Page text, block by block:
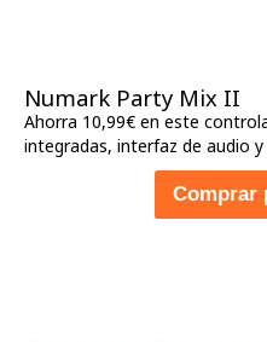
Numark Party Mix II
Ahorra 10,99€ en este
integradas, interfaz de audio y
Comprar